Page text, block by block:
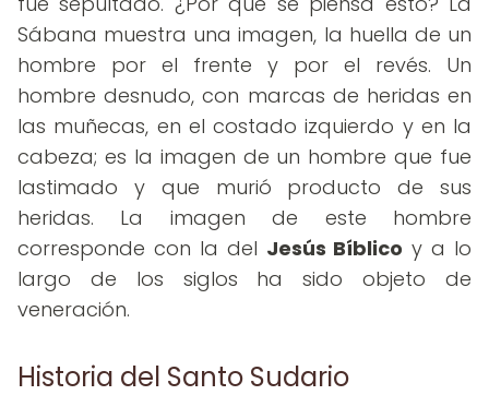
Sábana muestra una imagen, la huella de un
hombre por el frente y por el revés. Un
hombre desnudo, con marcas de heridas en
las muñecas, en el costado izquierdo y en la
cabeza; es la imagen de un hombre que fue
lastimado y que murió producto de sus
heridas. La imagen de este hombre
corresponde con la del Jesús Bíblico y a lo
largo de los siglos ha sido objeto de
veneración.
Historia del Santo Sudario